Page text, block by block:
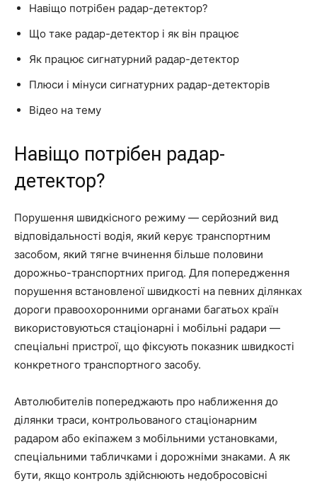
Навіщо потрібен радар-детектор?
Що таке радар-детектор і як він працює
Як працює сигнатурний радар-детектор
Плюси і мінуси сигнатурних радар-детекторів
Відео на тему
Навіщо потрібен радар-
детектор?
Порушення швидкісного режиму — серйозний вид
відповідальності водія, який керує транспортним
засобом, який тягне вчинення більше половини
дорожньо-транспортних пригод. Для попередження
порушення встановленої швидкості на певних ділянках
дороги правоохоронними органами багатьох країн
використовуються стаціонарні і мобільні радари —
спеціальні пристрої, що фіксують показник швидкості
конкретного транспортного засобу.
Автолюбителів попереджають про наближення до
ділянки траси, контрольованого стаціонарним
радаром або екіпажем з мобільними установками,
спеціальними табличками і дорожніми знаками. А як
бути, якщо контроль здійснюють недобросовісні